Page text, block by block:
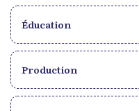
Éducation
Production